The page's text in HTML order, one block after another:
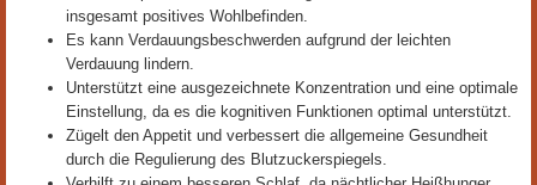
insgesamt positives Wohlbefinden.
Es kann Verdauungsbeschwerden aufgrund der leichten
Verdauung lindern.
Unterstützt eine ausgezeichnete Konzentration und eine optimale
Einstellung, da es die kognitiven Funktionen optimal unterstützt.
Zügelt den Appetit und verbessert die allgemeine Gesundheit
durch die Regulierung des Blutzuckerspiegels.